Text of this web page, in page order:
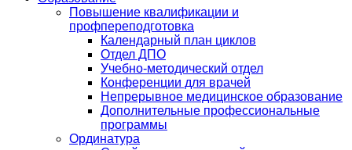
Повышение квалификации и
профпереподготовка
Календарный план циклов
Отдел ДПО
Учебно-методический отдел
Конференции для врачей
Непрерывное медицинское образование
Дополнительные профессиональные
программы
Ординатура